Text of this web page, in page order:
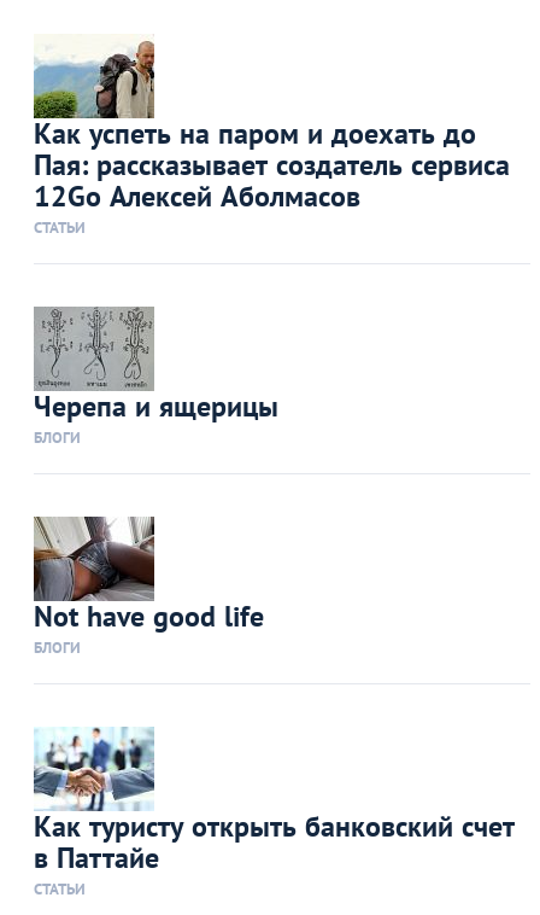
Как успеть на паром и доехать до
Пая: рассказывает создатель сервиса
12Gо Алексей Аболмасов
СТАТЬИ
Черепа и ящерицы
БЛОГИ
Not have good life
БЛОГИ
Как туристу открыть банковский счет
в Паттайе
СТАТЬИ